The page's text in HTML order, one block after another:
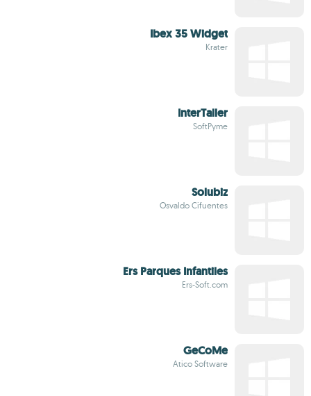
Ibex 35 Widget
Krater
InterTaller
SoftPyme
Solubiz
Osvaldo Cifuentes
Ers Parques Infantiles
Ers-Soft.com
GeCoMe
Atico Software